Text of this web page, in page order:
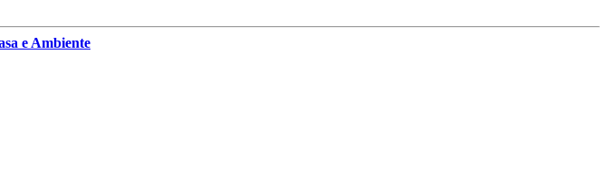
e Ambiente